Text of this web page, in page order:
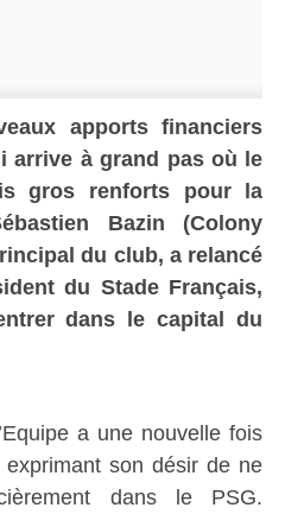
apports financiers
arrive à grand pas où le
gros renforts pour la
Bazin (Colony
du club, a relancé
du Stade Français,
dans le capital du
a une nouvelle fois
son désir de ne
dans le PSG.